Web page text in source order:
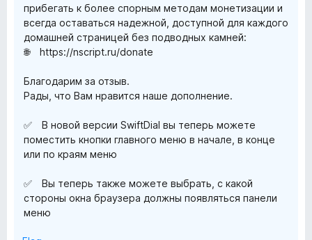
прибегать к более спорным методам монетизации и
всегда оставаться надежной, доступной для каждого
домашней страницей без подводных камней:
🌐 https://nscript.ru/donate
Благодарим за отзыв.
Рады, что Вам нравится наше дополнение.
✅ В новой версии SwiftDial вы теперь можете
поместить кнопки главного меню в начале, в конце
или по краям меню
✅ Вы теперь также можете выбрать, с какой
стороны окна браузера должны появляться панели
меню